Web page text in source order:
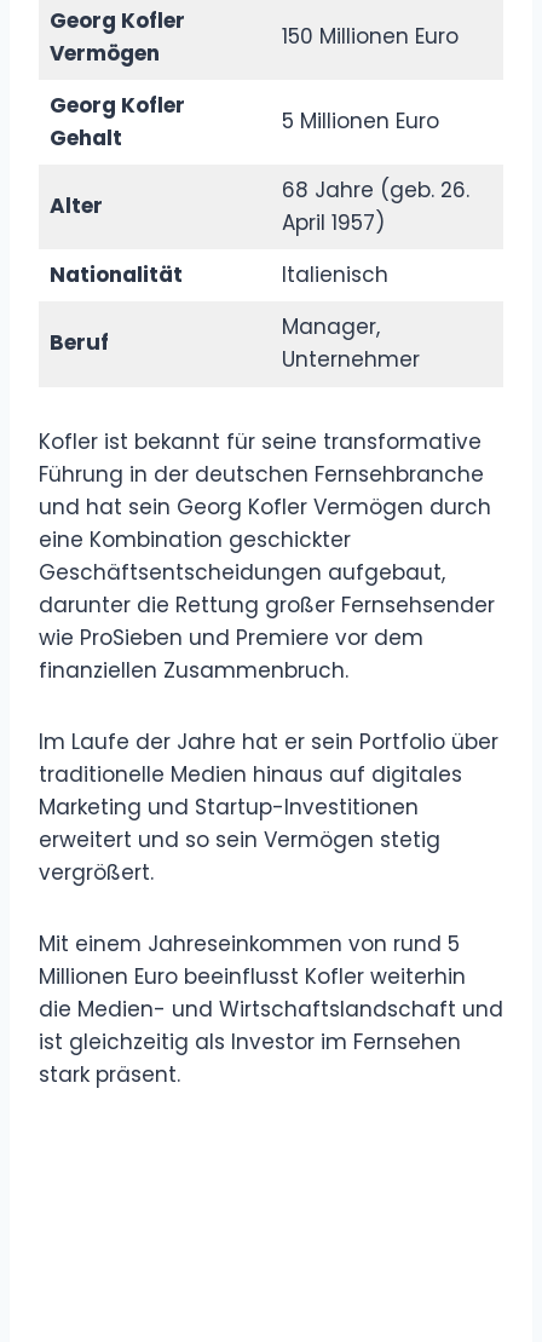
Georg Kofler
Vermögen
150 Millionen Euro
Georg Kofler
Gehalt
5 Millionen Euro
Alter
68 Jahre (geb. 26.
April 1957)
Nationalität
Italienisch
Beruf
Manager,
Unternehmer
Kofler ist bekannt für seine transformative
Führung in der deutschen Fernsehbranche
und hat sein Georg Kofler Vermögen durch
eine Kombination geschickter
Geschäftsentscheidungen aufgebaut,
darunter die Rettung großer Fernsehsender
wie ProSieben und Premiere vor dem
finanziellen Zusammenbruch.
Im Laufe der Jahre hat er sein Portfolio über
traditionelle Medien hinaus auf digitales
Marketing und Startup-Investitionen
erweitert und so sein Vermögen stetig
vergrößert.
Mit einem Jahreseinkommen von rund 5
Millionen Euro beeinflusst Kofler weiterhin
die Medien- und Wirtschaftslandschaft und
ist gleichzeitig als Investor im Fernsehen
stark präsent.